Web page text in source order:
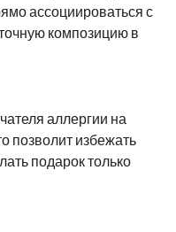
ассоциироваться с
композицию в
аллергии на
позволит избежать
подарок только